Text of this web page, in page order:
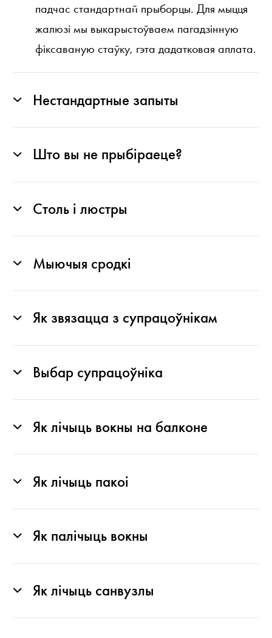
падчас стандартнай прыборцы. Для мыцця
жалюзі мы выкарыстоўваем пагадзінную
фіксаваную стаўку, гэта дадатковая аплата.
Нестандартные запыты
Што вы не прыбіраеце?
Столь і люстры
Мыючыя сродкі
Як звязацца з супрацоўнікам
Выбар супрацоўніка
Як лічыць вокны на балконе
Як лічыць пакоі
Як палічыць вокны
Як лічыць санвузлы